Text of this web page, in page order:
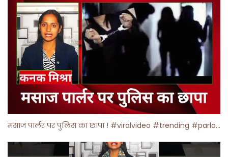
मसाज पार्लर पर पुलिस का छापा ! #viralvideo #trending #parlour